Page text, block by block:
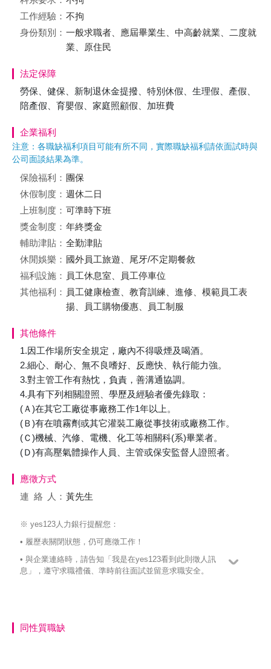
工作經驗： 不拘
身份類別： 一般求職者、應屆畢業生、中高齡就業、二度就
業、原住民
法定保障
勞保、健保、新制退休金提撥、特別休假、生理假、產假、
陪產假、育嬰假、家庭照顧假、加班費
企業福利
注意：各職缺福利項目可能有所不同，實際職缺福利請依面試時與
公司面談結果為準。
保險福利： 團保
休假制度： 週休二日
上班制度： 可準時下班
獎金制度： 年終獎金
輔助津貼： 全勤津貼
休閒娛樂： 國外員工旅遊、尾牙/不定期餐敘
福利設施： 員工休息室、員工停車位
其他福利： 員工健康檢查、教育訓練、進修、模範員工表
揚、員工購物優惠、員工制服
其他條件
1.因工作場所安全規定，廠內不得吸煙及喝酒。
2.細心、耐心、無不良嗜好、反應快、執行能力強。
3.對主管工作有熱忱，負責，善溝通協調。
4.具有下列相關證照、學歷及經驗者優先錄取：
(Ａ)在其它工廠從事廠務工作1年以上。
(Ｂ)有在噴霧劑或其它灌裝工廠從事技術或廠務工作。
(Ｃ)機械、汽修、電機、化工等相關科(系)畢業者。
(Ｄ)有高壓氣體操作人員、主管或保安監督人證照者。
應徵方式
連絡
人： 黃先生
※ yes123人力銀行提醒您：
• 履歷表關閉狀態，仍可應徵工作！
• 與企業連絡時，請告知「我是在yes123看到此則徵人訊
息」，遵守求職禮儀、準時前往面試並留意求職安全。
同性質職缺